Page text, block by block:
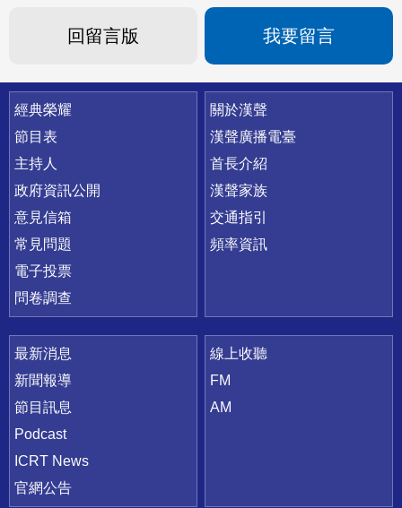
回留言版 我要留言
快速連結
經典榮耀
節目表
主持人
政府資訊公開
意見信箱
常見問題
電子投票
問卷調查
關於漢聲
漢聲廣播電臺
首長介紹
漢聲家族
交通指引
頻率資訊
最新消息
新聞報導
節目訊息
Podcast
ICRT News
官網公告
線上收聽
FM
AM